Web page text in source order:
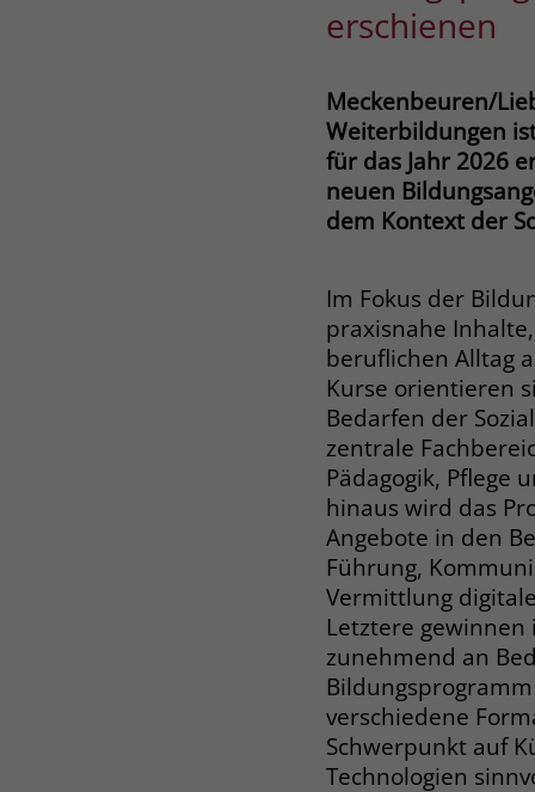
erschienen
Meckenbeuren/
Weiterbildungen
für das Jahr 2026
neuen
dem Kontext der
Im Fokus der
praxisnahe
beruflichen Alltag
Kurse orientieren
Bedarfen der
zentrale
Pädagogik, Pflege
hinaus wird das
Angebote in den
Führung,
Vermittlung
Letztere
zunehmend an
verschiedene
Schwerpunkt auf
Technologien